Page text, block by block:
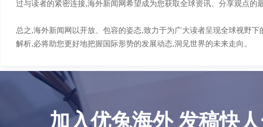
过与读者的紧密连接,海外新闻网希望成为您获取全球资讯、分享观点的
总之,海外新闻网以开放、包容的姿态,致力于为广大读者呈现全球视野
解析,必将助您更好地把握国际形势的发展动态,洞见世界的未来走向。
加入优兔海外 发稿快